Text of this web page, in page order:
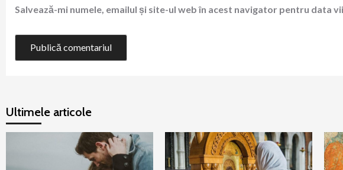
Salvează-mi numele, emailul și site-ul web în acest navigator pentru data
Ultimele articole